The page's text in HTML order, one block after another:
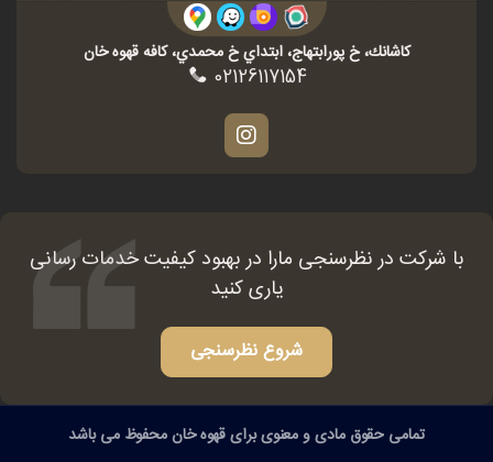
كاشانك، خ پورابتهاج، ابتداي خ محمدي، كافه قهوه خان
02126117154
با شرکت در نظرسنجی مارا در بهبود کیفیت خدمات رسانی
یاری کنید
شروع نظرسنجی
تمامی حقوق مادی و معنوی برای قهوه خان محفوظ می باشد